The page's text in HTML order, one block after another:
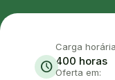
schedule
Carga
400 horas
Oferta em: